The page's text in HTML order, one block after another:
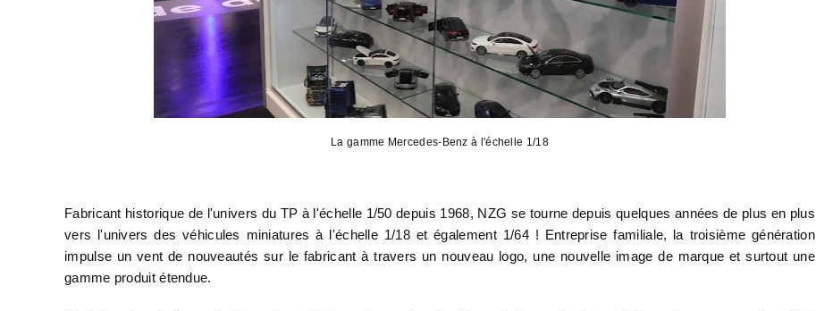
La gamme Mercedes-Benz à l'échelle 1/18
Fabricant historique de l'univers du TP à l'échelle 1/50 depuis 1968, NZG se tourne depuis quelques années de plus en plus
vers l'univers des véhicules miniatures à l'échelle 1/18 et également 1/64 ! Entreprise familiale, la troisième génération
impulse un vent de nouveautés sur le fabricant à travers un nouveau logo, une nouvelle image de marque et surtout une
gamme produit étendue.